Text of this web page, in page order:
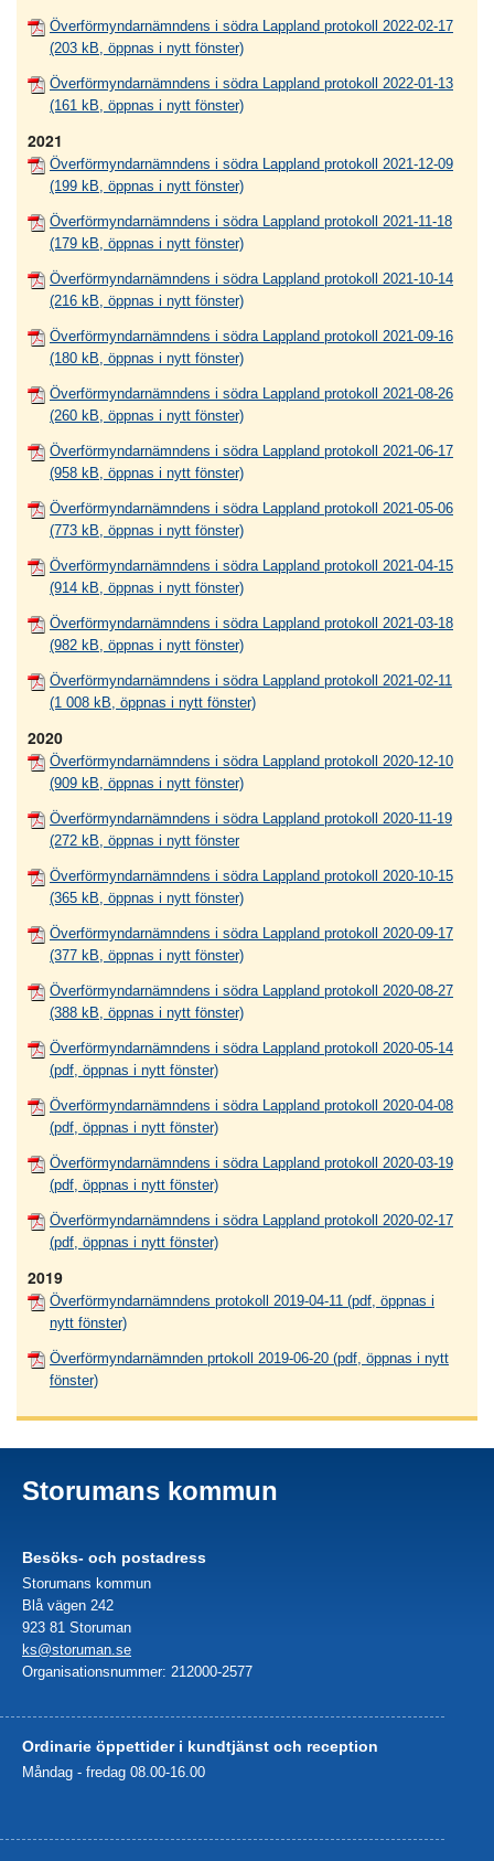
Överförmyndarnämndens i södra Lappland protokoll 2022-02-17
(203 kB, öppnas i nytt fönster)
Överförmyndarnämndens i södra Lappland protokoll 2022-01-13
(161 kB, öppnas i nytt fönster)
2021
Överförmyndarnämndens i södra Lappland protokoll 2021-12-09
(199 kB, öppnas i nytt fönster)
Överförmyndarnämndens i södra Lappland protokoll 2021-11-18
(179 kB, öppnas i nytt fönster)
Överförmyndarnämndens i södra Lappland protokoll 2021-10-14
(216 kB, öppnas i nytt fönster)
Överförmyndarnämndens i södra Lappland protokoll 2021-09-16
(180 kB, öppnas i nytt fönster)
Överförmyndarnämndens i södra Lappland protokoll 2021-08-26
(260 kB, öppnas i nytt fönster)
Överförmyndarnämndens i södra Lappland protokoll 2021-06-17
(958 kB, öppnas i nytt fönster)
Överförmyndarnämndens i södra Lappland protokoll 2021-05-06
(773 kB, öppnas i nytt fönster)
Överförmyndarnämndens i södra Lappland protokoll 2021-04-15
(914 kB, öppnas i nytt fönster)
Överförmyndarnämndens i södra Lappland protokoll 2021-03-18
(982 kB, öppnas i nytt fönster)
Överförmyndarnämndens i södra Lappland protokoll 2021-02-11
(1 008 kB, öppnas i nytt fönster)
2020
Överförmyndarnämndens i södra Lappland protokoll 2020-12-10
(909 kB, öppnas i nytt fönster)
Överförmyndarnämndens i södra Lappland protokoll 2020-11-19
(272 kB, öppnas i nytt fönster
Överförmyndarnämndens i södra Lappland protokoll 2020-10-15
(365 kB, öppnas i nytt fönster)
Överförmyndarnämndens i södra Lappland protokoll 2020-09-17
(377 kB, öppnas i nytt fönster)
Överförmyndarnämndens i södra Lappland protokoll 2020-08-27
(388 kB, öppnas i nytt fönster)
Överförmyndarnämndens i södra Lappland protokoll 2020-05-14
(pdf, öppnas i nytt fönster)
Överförmyndarnämndens i södra Lappland protokoll 2020-04-08
(pdf, öppnas i nytt fönster)
Överförmyndarnämndens i södra Lappland protokoll 2020-03-19
(pdf, öppnas i nytt fönster)
Överförmyndarnämndens i södra Lappland protokoll 2020-02-17
(pdf, öppnas i nytt fönster)
2019
Överförmyndarnämndens protokoll 2019-04-11 (pdf, öppnas i
nytt fönster)
Överförmyndarnämnden prtokoll 2019-06-20 (pdf, öppnas i nytt
fönster)
Storumans kommun
Besöks- och postadress
Storumans kommun
Blå vägen 242
923 81 Storuman
ks@storuman.se
Organisationsnummer: 212000-2577
Ordinarie öppettider i kundtjänst och reception
Måndag - fredag 08.00-16.00